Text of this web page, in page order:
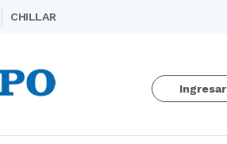
CHILLAR
Ingresar